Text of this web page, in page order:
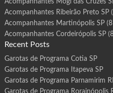
Acompanhantes Mogi das Cruzes
Acompanhantes Ribeirão Preto SP
Acompanhantes Martinópolis SP
Acompanhantes Cordeirópolis SP
Recent Posts
Garotas de Programa Cotia SP
Garotas de Programa Itapeva SP
Garotas de Programa Parnamirim